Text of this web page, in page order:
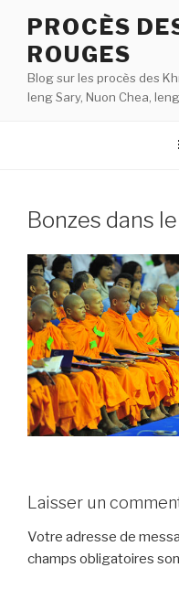
contenu
principal
PROCÈS
ROUGES
Blog sur les procès des
Ieng Sary, Nuon Chea,
Bonzes dans
Laisser un
Votre adresse de
champs obligatoires